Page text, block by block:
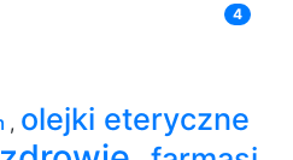
4
, olejki eteryczne